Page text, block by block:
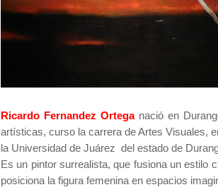
Ricardo Fernandez Ortega nació en
artísticas, curso la carrera de Artes Visuales,
la Universidad de Juárez del estado de
Es un pintor surrealista, que fusiona un estilo
posiciona la figura femenina en espacios